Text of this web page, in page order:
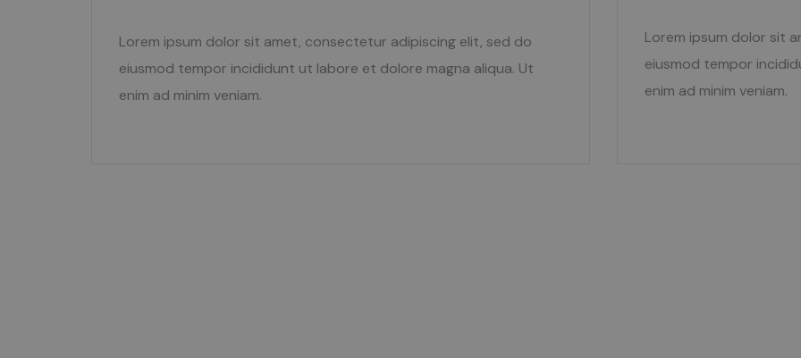
Lorem ipsum dolor sit amet, consectetur adipiscing elit, sed do
eiusmod tempor incididunt ut labore et dolore magna aliqua. Ut
enim ad minim veniam.
Lorem ipsum dolor sit
eiusmod tempor
enim ad minim veniam.